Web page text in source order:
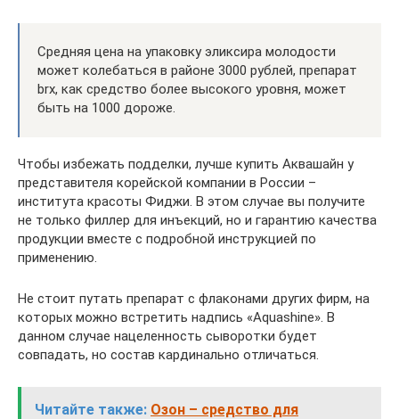
Средняя цена на упаковку эликсира молодости
может колебаться в районе 3000 рублей, препарат
brx, как средство более высокого уровня, может
быть на 1000 дороже.
Чтобы избежать подделки, лучше купить Аквашайн у
представителя корейской компании в России –
института красоты Фиджи. В этом случае вы получите
не только филлер для инъекций, но и гарантию качества
продукции вместе с подробной инструкцией по
применению.
Не стоит путать препарат с флаконами других фирм, на
которых можно встретить надпись «Aquashine». В
данном случае нацеленность сыворотки будет
совпадать, но состав кардинально отличаться.
Читайте также: Озон – средство для